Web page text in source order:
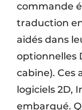
commande
traduction
aidés dans
optionnelles
cabine). Ces
logiciels 2D,
embarqué.